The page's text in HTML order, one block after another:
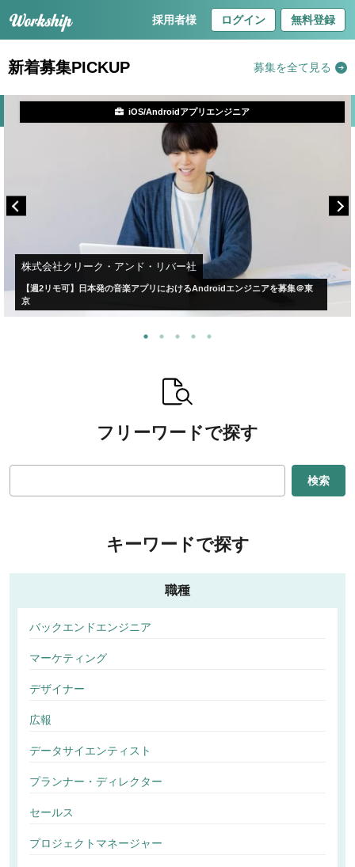
採用者様 ログイン 無料登録
新着募集PICKUP 募集を全て見る
株式会社クリーク・アンド・リバー社
【週2リモ可】日本発の音楽アプリにおけるAndroidエンジニアを募集＠東
京
iOS/Androidアプリエンジニア
フリーワードで探す
検索
キーワードで探す
職種
バックエンドエンジニア
マーケティング
デザイナー
広報
データサイエンティスト
プランナー・ディレクター
セールス
プロジェクトマネージャー